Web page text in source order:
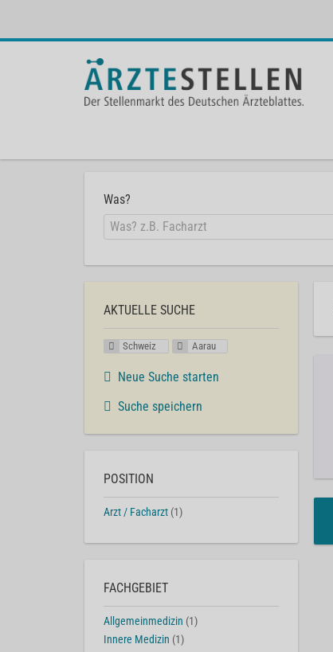
Was?
AKTUELLE SUCHE
Schweiz Aarau
Neue Suche starten
Suche speichern
POSITION
Arzt / Facharzt (1)
FACHGEBIET
Allgemeinmedizin (1)
Innere Medizin (1)